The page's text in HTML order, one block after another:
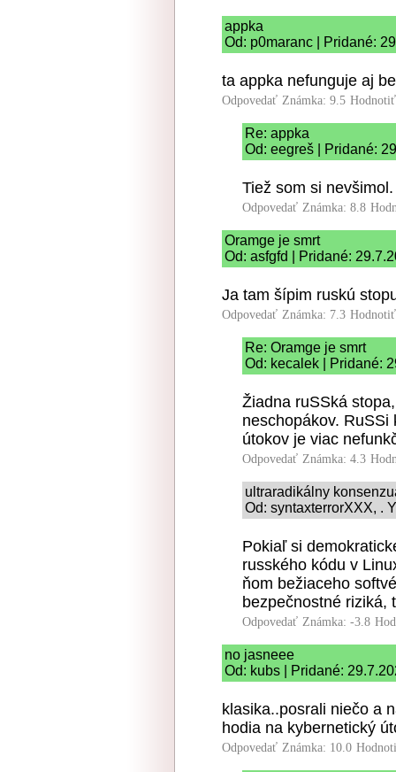
appka
Od: p0maranc | Pridané:
ta appka nefunguje aj
Odpovedať Známka: 9.5
Re: appka
Od: eegreš | Pridané:
Tiež som si nevšimol.
Odpovedať Známka: 8.8
Oramge je smrt
Od: asfgfd | Pridané:
Ja tam šípim ruskú
Odpovedať Známka: 7.3
Re: Oramge je smrt
Od: kecalek | Pridané:
Žiadna ruSSká
neschopákov.
útokov je viac
Odpovedať Známka: 4.3
ultraradikálny
Od: syntaxterrorXXX, .
Pokiaľ si
rusského kódu v
ňom bežiaceho
bezpečnostné riziká,
Odpovedať Známka: -3.8
no jasneee
Od: kubs | Pridané:
klasika..posrali niečo a
hodia na kybernetický
Odpovedať Známka: 10.0